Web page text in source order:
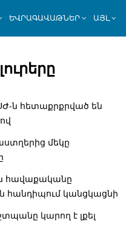
ԵՎՐԱԳԱՎԱԹՆԵՐ ԱՅԼ
լուրերը
ն հետաքրքրված են
մեկը
հավաքականը
հանդիպում կանցկացնի
կարող է լքել